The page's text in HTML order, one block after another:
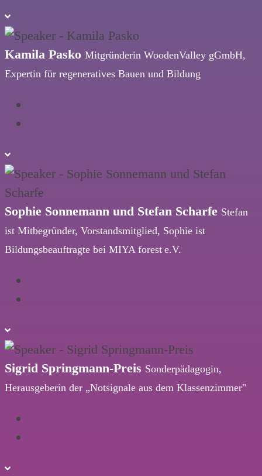
Kamila Pasko Mitgründerin WoodenValley gGmbH,
Expertin für regeneratives Bauen und Bildung
Sophie Sonnemann und Stefan Scharfe Stefan
ist Mitbegründer, Vorstandsmitglied, Sophie ist
Bildungsbeauftragte bei MIYA forest e.V.
Sigrid Springmann-Preis Sonderpädagogin,
Herausgeberin der „Notsignale aus dem Klassenzimmer"